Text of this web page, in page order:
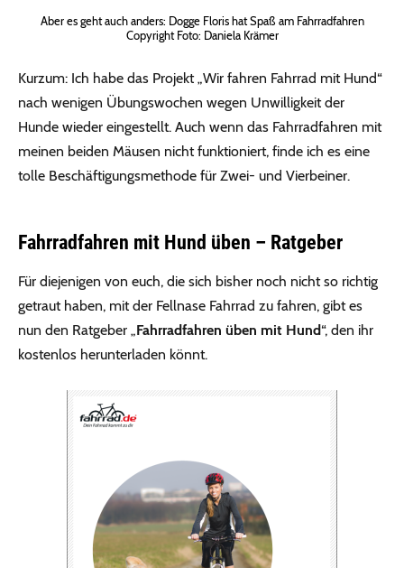
Aber es geht auch anders: Dogge Floris hat Spaß am Fahrradfahren
Copyright Foto: Daniela Krämer
Kurzum: Ich habe das Projekt „Wir fahren Fahrrad mit Hund“
nach wenigen Übungswochen wegen Unwilligkeit der
Hunde wieder eingestellt. Auch wenn das Fahrradfahren mit
meinen beiden Mäusen nicht funktioniert, finde ich es eine
tolle Beschäftigungsmethode für Zwei- und Vierbeiner.
Fahrradfahren mit Hund üben – Ratgeber
Für diejenigen von euch, die sich bisher noch nicht so richtig
getraut haben, mit der Fellnase Fahrrad zu fahren, gibt es
nun den Ratgeber „Fahrradfahren üben mit Hund“, den ihr
kostenlos herunterladen könnt.